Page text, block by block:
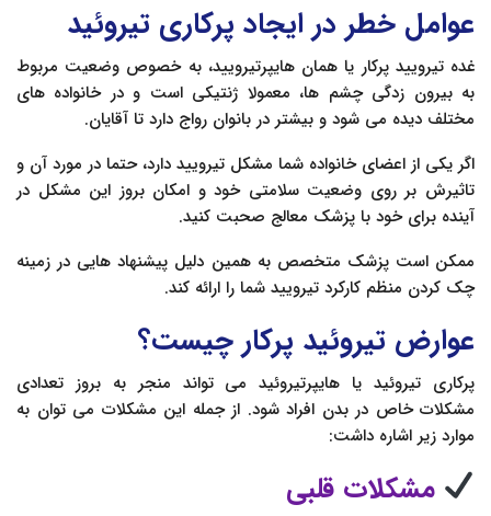
عوامل خطر در ایجاد پرکاری تیروئید
غده تیرویید پرکار یا همان هایپرتیرویید، به خصوص وضعیت مربوط
به بیرون زدگی چشم ها، معمولا ژنتیکی است و در خانواده های
مختلف دیده می شود و بیشتر در بانوان رواج دارد تا آقایان.
اگر یکی از اعضای خانواده شما مشکل تیرویید دارد، حتما در مورد آن و
تاثیرش بر روی وضعیت سلامتی خود و امکان بروز این مشکل در
آینده برای خود با پزشک معالج صحبت کنید.
ممکن است پزشک متخصص به همین دلیل پیشنهاد هایی در زمینه
چک کردن منظم کارکرد تیرویید شما را ارائه کند.
عوارض تیروئید پرکار چیست؟
پرکاری تیروئید یا هایپرتیروئید می تواند منجر به بروز تعدادی
مشکلات خاص در بدن افراد شود. از جمله این مشکلات می توان به
موارد زیر اشاره داشت:
مشکلات قلبی